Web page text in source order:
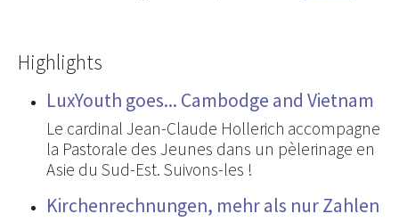
Highlights
LuxYouth goes... Cambodge and Vietnam
Le cardinal Jean-Claude Hollerich accompagne
la Pastorale des Jeunes dans un pèlerinage en
Asie du Sud-Est. Suivons-les !
Kirchenrechnungen, mehr als nur Zahlen